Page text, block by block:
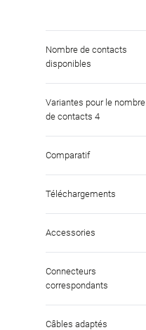
Nombre de contacts
disponibles
Variantes pour le nombre
de contacts 4
Comparatif
Téléchargements
Accessories
Connecteurs
correspondants
Câbles adaptés